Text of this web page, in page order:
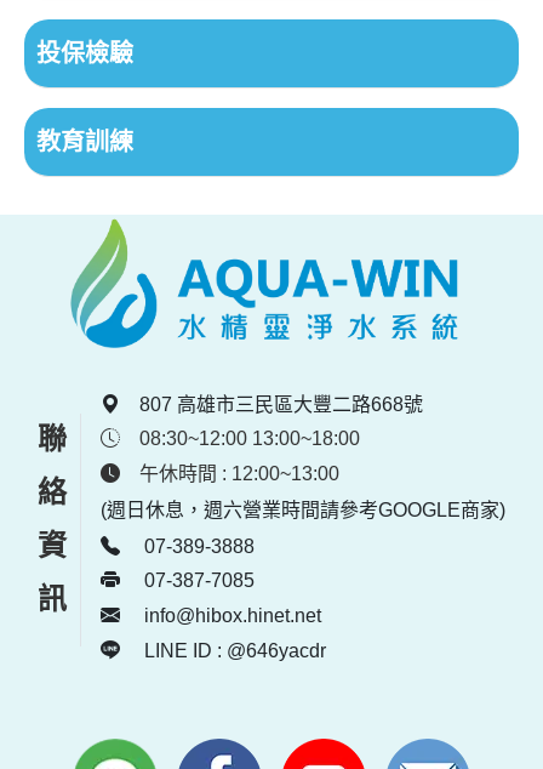
投保檢驗
教育訓練
聯絡資訊
807 高雄市三民區大豐二路668號
08:30~12:00 13:00~18:00
午休時間 : 12:00~13:00
(週日休息，週六營業時間請參考GOOGLE商家)
07-389-3888
07-387-7085
info@hibox.hinet.net
LINE ID : @646yacdr